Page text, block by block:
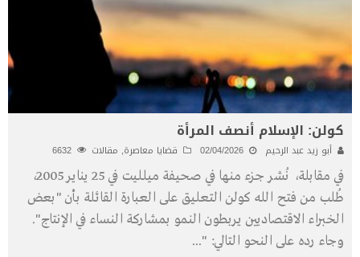
كولن: الإسلام أنصف المرأة
أبو زيد عبد الرحيم 02/04/2026 قضايا معاصرة, مقالات
في مقابلة، نُشر جزء منها في صحيفة ميلليت في 25 يناير 2005،
طُلب من فتح الله كولن التعليق على العبارة القائلة بأن "بعض
الخبراء الاقتصاديين يربطون النمو بمشاركة النساء في الإنتاج".
وجاء رده على النحو التالي: "...